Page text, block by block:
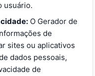
usuário.
O Gerador de
de
sites ou aplicativos
dados pessoais,
de